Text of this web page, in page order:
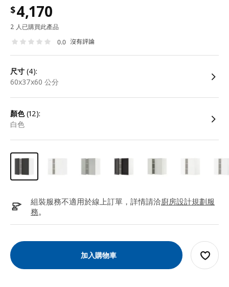
$4,170
2 人已購買此產品
0.0 沒有評論
尺寸 (4):
60x37x60 公分
顏色(12):
白色
組裝服務不適用於線上訂單，詳情請洽廚房設計規劃服
務。
加入購物車